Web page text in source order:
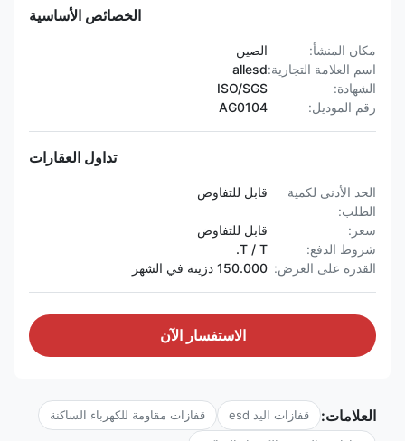
الخصائص الأساسية
مكان المنشأ:
الصين
اسم العلامة التجارية:allesd
الشهادة:
ISO/SGS
رقم الموديل:
AG0104
تداول العقارات
الحد الأدنى لكمية
الطلب:
قابل للتفاوض
سعر:
قابل للتفاوض
شروط الدفع:
T / T.
القدرة على العرض: 150.000 دزينة في الشهر
الاستفسار الآن
العلامات: قفازات اليد esd قفازات مقاومة للكهرباء الساكنة